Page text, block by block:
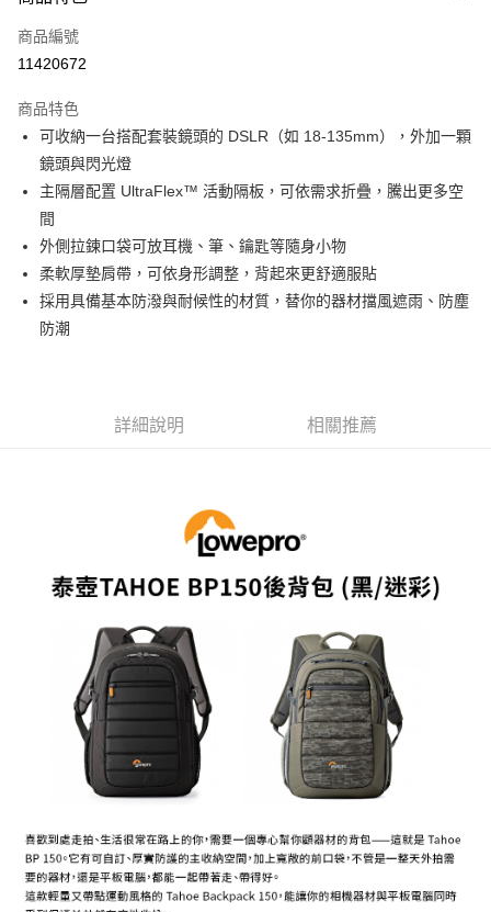
信用卡一次付款
信用卡分期付款
合作金庫商業銀行
華南商業銀行
彰化商業銀行
上海商業儲蓄銀行
國泰世華商業銀行
兆豐國際商業銀行
臺灣中小企業銀行
匯豐（台灣）商業銀行
華泰商業銀行
聯邦商業銀行
遠東國際商業銀行
元大商業銀行
永豐商業銀行
玉山商業銀行
星展（台灣）商業銀行
台新國際商業銀行
6 期 0 利率 每期
華南商業銀行
上海商業儲蓄銀行
台北富邦商業銀行
國泰世華商業銀行
臺灣中小企業銀行
台中商業銀行
匯豐（台灣）商業銀行
華泰商業銀行
聯邦商業銀行
遠東國際商業銀行
元大商業銀行
永豐商業銀行
玉山商業銀行
12 期 0 利率 每期NT$174 21家銀行
合作金庫商業銀行
第一商業銀行
上海商業儲蓄銀行
國泰世華商業銀行
兆豐國際商業銀行
臺灣中小企業銀行
台中商業銀行
匯豐（台灣）商業銀行
華泰商業銀行
聯邦商業銀行
台灣樂天信用卡公司
LINE Pay
Apple Pay
街口支付
悠遊付
【關於「AFTEE先享後付」】
AFTEE先享後付是「在收到商品之後才付款」的支付方式。 讓您購物簡單
１．簡單：不需註冊會員、不需綁卡、不需儲值。
３．安心：先確認商品／服務後，再付款。
【「AFTEE先享後付」結帳流程】
１．於結帳方式選擇「AFTEE先享後付」後，將跳轉至「AFTEE先享後付」
結帳頁面，進行簡訊認證並確認金額後，即可完成結帳。
２．訂單成立數日內，您將收到繳費通知簡訊。
３．收到繳費通知簡訊後14天內，點擊此簡訊中的連結，可透過四大超商／
ATM／網路銀行／等多元方式進行付款，方視為交易完成。
※ 請注意：結帳手續完成當下不需立刻繳費，但若您需要取消訂單，請聯絡
購買商品的店家。未經商家同意取消之訂單仍視為有效，需透過AFTEE先享
※ 交易是否成功請以「AFTEE先享後付 」之結帳頁面顯示為準，若有關於
是否繳費成功／繳費後需取消欲退款等相關疑問，請聯繫「AFTEE先享後付
客戶支援中心」https://netprotections.freshdesk.com/support/home
運送方式
每筆NT$75，滿NT$399(含以上)免運費
付款後門市自取
商品編號
11420672
商品特色
可收納一台搭配套裝鏡頭的 DSLR（如 18-135mm），外加一顆
鏡頭與閃光燈
主隔層配置 UltraFlex™ 活動隔板，可依需求折疊，騰出更多空
間
外側拉鍊口袋可放耳機、筆、鑰匙等隨身小物
柔軟厚墊肩帶，可依身形調整，背起來更舒適服貼
採用具備基本防潑與耐候性的材質，替你的器材擋風遮雨、防塵
防潮
詳細說明 相關推薦